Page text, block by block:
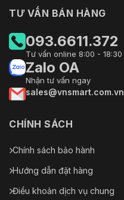
TƯ VẤN BÁN HÀNG
093.6611.372
Tư vấn online 8:00 - 18:30
Zalo OA
Nhận tư vấn ngay
sales@vnsmart.com.vn
CHÍNH SÁCH
Chính sách bảo hành
Hướng dẫn đặt hàng
Điều khoản dịch vụ chung